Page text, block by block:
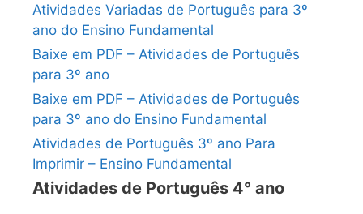
Atividades Variadas de Português para 3º
ano do Ensino Fundamental
Baixe em PDF – Atividades de Português
para 3º ano
Baixe em PDF – Atividades de Português
para 3º ano do Ensino Fundamental
Atividades de Português 3º ano Para
Imprimir – Ensino Fundamental
Atividades de Português 4° ano